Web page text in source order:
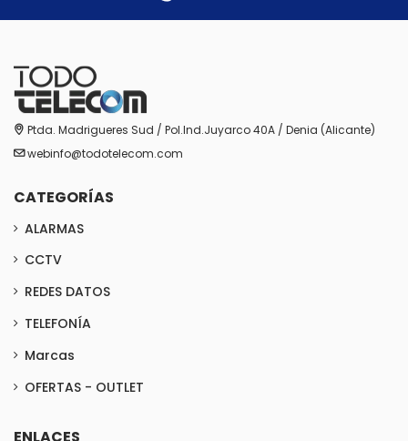
Ptda. Madrigueres Sud / Pol.Ind.Juyarco 40A / Denia (Alicante)
webinfo@todotelecom.com
CATEGORÍAS
ALARMAS
CCTV
REDES DATOS
TELEFONÍA
Marcas
OFERTAS - OUTLET
ENLACES